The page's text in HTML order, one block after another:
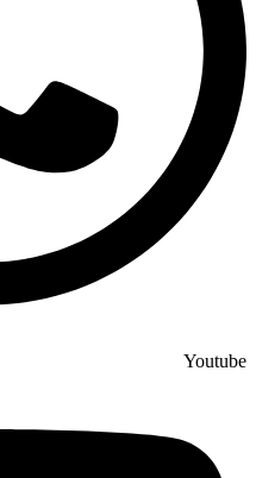
Youtube